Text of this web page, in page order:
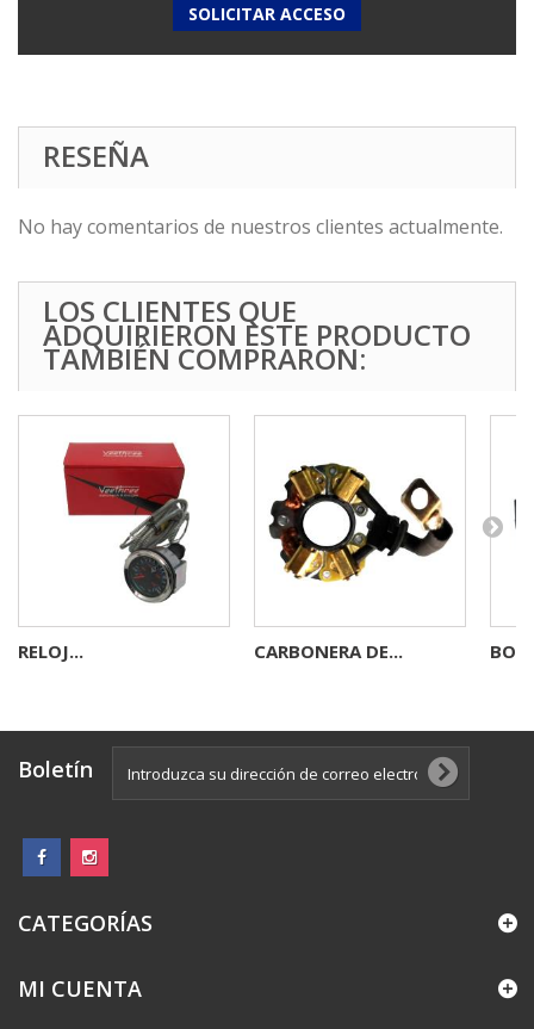
SOLICITAR ACCESO
RESEÑA
No hay comentarios de nuestros clientes actualmente.
LOS CLIENTES QUE
ADQUIRIERON ESTE PRODUCTO
TAMBIÉN COMPRARON:
RELOJ... CARBONERA DE...
Boletín
CATEGORÍAS
MI CUENTA